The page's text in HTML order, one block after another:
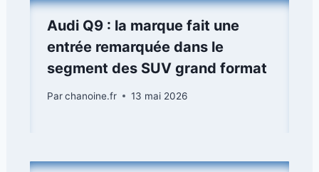
Audi Q9 : la marque fait une
entrée remarquée dans le
segment des SUV grand format
Parchanoine.fr 13 mai 2026